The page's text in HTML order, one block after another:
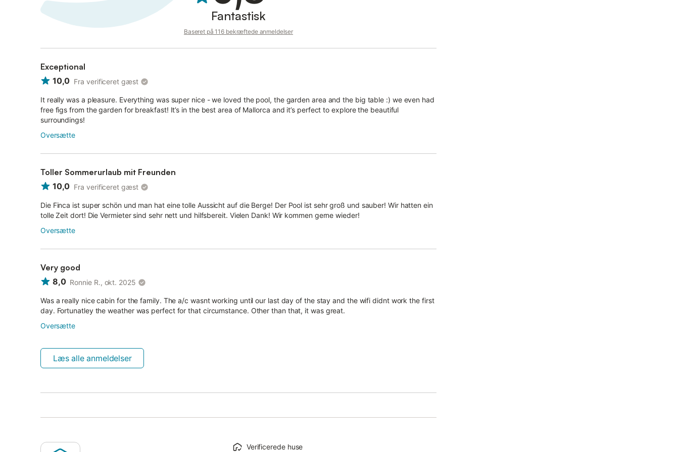
Fantastisk
Baseret på 116 bekræftede anmeldelser
Exceptional
10,0 Fra verificeret gæst
It really was a pleasure. Everything was super nice - we loved the pool, the garden area and the big table :) we even had
free figs from the garden for breakfast! It’s in the best area of Mallorca and it’s perfect to explore the beautiful
surroundings!
Oversætte
Toller Sommerurlaub mit Freunden
10,0 Fra verificeret gæst
Die Finca ist super schön und man hat eine tolle Aussicht auf die Berge! Der Pool ist sehr groß und sauber! Wir hatten ein
tolle Zeit dort! Die Vermieter sind sehr nett und hilfsbereit. Vielen Dank! Wir kommen gerne wieder!
Oversætte
Very good
8,0 Ronnie R., okt. 2025
Was a really nice cabin for the family. The a/c wasnt working until our last day of the stay and the wifi didnt work the first
day. Fortunatley the weather was perfect for that circumstance. Other than that, it was great.
Oversætte
Læs alle anmeldelser
Verificerede huse